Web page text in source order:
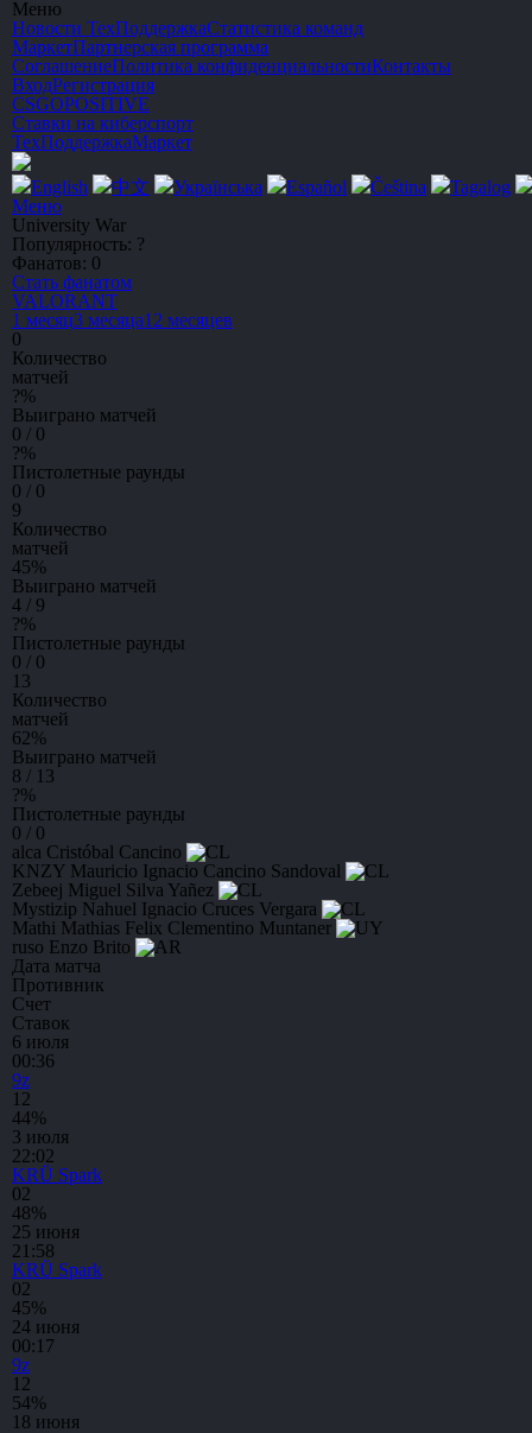
Меню
Новости ТехПоддержкаСтатистика команд
МаркетПартнерская программа
СоглашениеПолитика конфиденциальностиКонтакты
ВходРегистрация
CSGOPOSITIVE
Ставки на киберспорт
ТехПоддержкаМаркет
English 中文 Українська Español Čeština
Tagalog
Меню
University War
Популярность: ?
Фанатов: 0
Стать фанатом
VALORANT
1 месяц3 месяца12 месяцев
0
Количество
матчей
?%
Выиграно матчей
0 / 0
?%
Пистолетные раунды
0 / 0
9
Количество
матчей
45%
Выиграно матчей
4 / 9
?%
Пистолетные раунды
0 / 0
13
Количество
матчей
62%
Выиграно матчей
8 / 13
?%
Пистолетные раунды
0 / 0
alca Cristóbal Cancino
KNZY Mauricio Ignacio Cancino Sandoval
Zebeej Miguel Silva Yañez
Mystizip Nahuel Ignacio Cruces Vergara
Mathi Mathias Felix Clementino Muntaner
ruso Enzo Brito
Дата матча
Противник
Счет
Ставок
6 июля
00:36
9z
1 2
44%
3 июля
22:02
KRÜ Spark
02
48%
25 июня
21:58
KRÜ Spark
02
45%
24 июня
00:17
9z
1 2
54%
18 июня